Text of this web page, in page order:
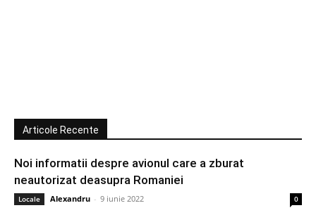
Articole Recente
Noi informatii despre avionul care a zburat
neautorizat deasupra Romaniei
Locale Alexandru - 9 iunie 2022 0